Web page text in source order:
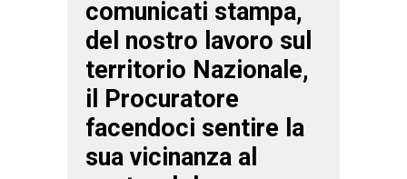
comunicati stampa,
del nostro lavoro sul
territorio Nazionale,
il Procuratore
facendoci sentire la
sua vicinanza al